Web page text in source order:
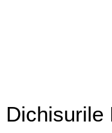
Dichisurile